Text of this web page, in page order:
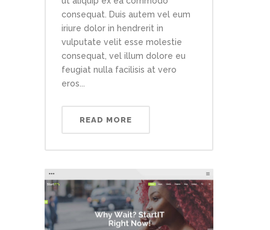
consequat. Duis autem vel eum
iriure dolor in hendrerit in
vulputate velit esse molestie
consequat, vel illum dolore eu
feugiat nulla facilisis at vero
eros...
READ MORE